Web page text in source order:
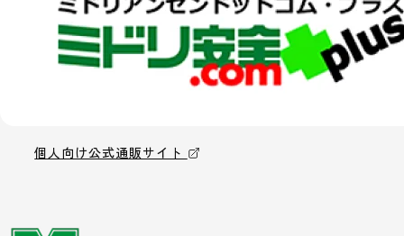
個人向け公式通販サイト